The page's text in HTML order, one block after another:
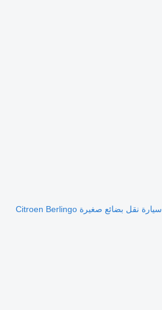
سيارة نقل بضائع صغيرة Citroen Berlingo